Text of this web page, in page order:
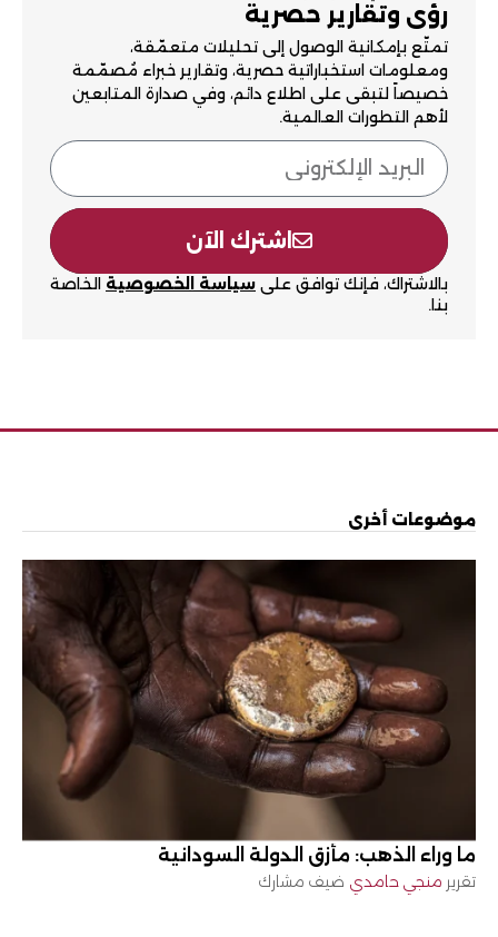
رؤى وتقارير حصرية
تمتّع بإمكانية الوصول إلى تحليلات متعمّقة،
ومعلومات استخباراتية حصرية، وتقارير خبراء مُصمّمة
خصيصاً لتبقى على اطلاع دائم، وفي صدارة المتابعين
لأهم التطورات العالمية.
اشترك الآن
بالاشتراك، فإنك توافق على سياسة الخصوصية الخاصة
بنا.
موضوعات أخرى
ما وراء الذهب: مأزق الدولة السودانية
تقرير منجي حامدي ضيف مشارك